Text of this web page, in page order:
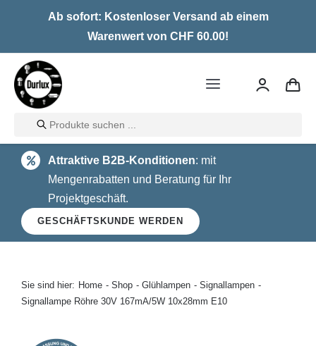
Ab sofort: Kostenloser Versand ab einem
Warenwert von CHF 60.00!
Toggle
Home
LED
Halogen
Glühlampen
Kontakt
Products
search
Attraktive B2B-Konditionen: mit
Mengenrabatten und Beratung für Ihr
Projektgeschäft.
GESCHÄFTSKUNDE WERDEN
Sie sind hier: Home Shop Glühlampen
Signallampen
Signallampe Röhre 30V 167mA/5W 10x28mm E10